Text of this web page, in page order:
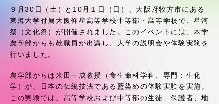
９月30日（土）と10月１日（日）、大阪府牧方市にある
東海大学付属大阪仰星高等学校中等部・高等学校で、星河
祭（文化祭）が開催されました。このイベントには、本学
農学部からも教職員が出講し、大学の説明会や体験実験を
行いました。
農学部からは米田一成教授（食生命科学科、専門：生化
学）が、日本の伝統技法である藍染めの体験実験を実施。
この実験では、高等学校および中等部の生徒、保護者、地
受験・入学案内
学生生活
学外連携